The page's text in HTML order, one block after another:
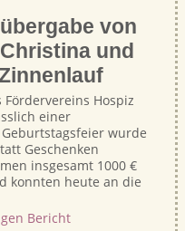
von
und
Hospiz
einer
wurde
Geschenken
insgesamt 1000 €
konnten heute an die
Bericht